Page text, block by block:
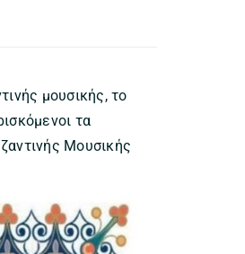
μουσικής, το
τα
Μουσικής